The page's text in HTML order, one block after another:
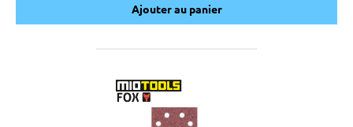
Ajouter au panier
Ajouter au panier